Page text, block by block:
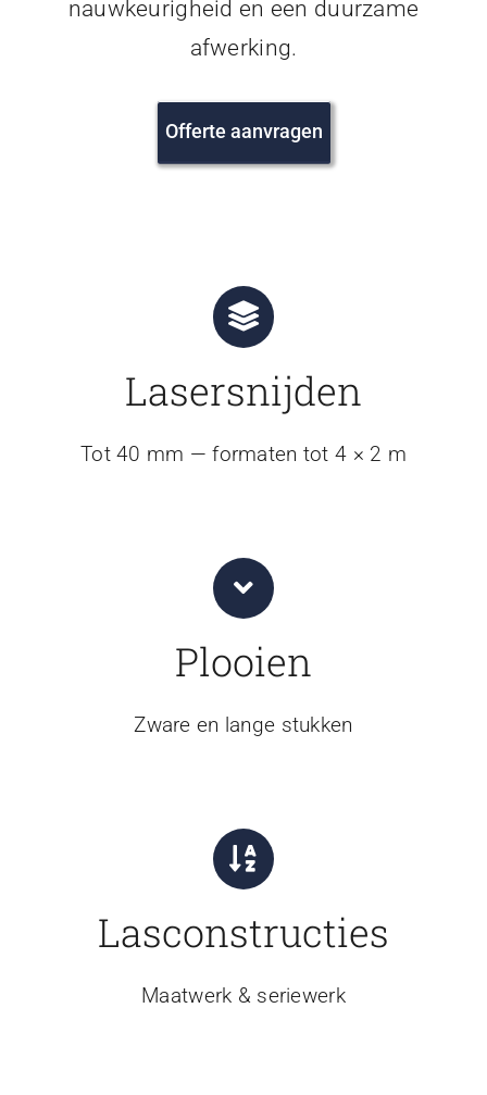
nauwkeurigheid en een duurzame
afwerking.
Offerte aanvragen
Lasersnijden
Tot 40 mm — formaten tot 4 × 2 m
Plooien
Zware en lange stukken
Lasconstructies
Maatwerk & seriewerk